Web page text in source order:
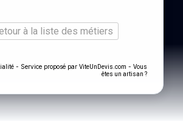
à la liste des métiers
- Service proposé par ViteUnDevis.com - Vous
êtes un artisan ?